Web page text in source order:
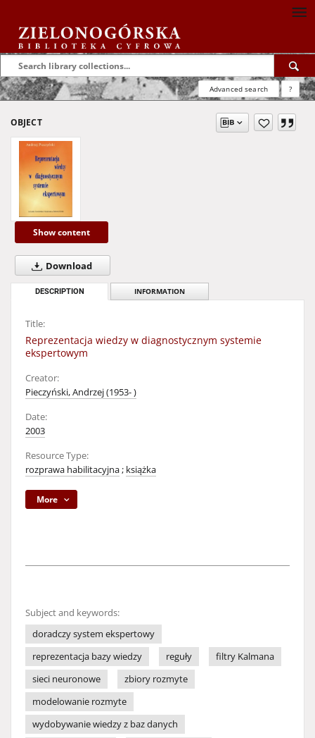
Advanced search ?
OBJECT
Show content
Download
DESCRIPTION INFORMATION
Title:
Reprezentacja wiedzy w diagnostycznym systemie
ekspertowym
Creator:
Pieczyński, Andrzej (1953- )
Date:
2003
Resource Type:
rozprawa habilitacyjna; książka
More
Subject and keywords:
doradczy system ekspertowy
reprezentacja bazy wiedzy
reguły
filtry Kalmana
sieci neuronowe
zbiory rozmyte
modelowanie rozmyte
wydobywanie wiedzy z baz danych